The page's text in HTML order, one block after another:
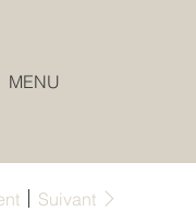
MENU
Suivant